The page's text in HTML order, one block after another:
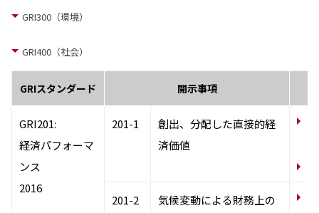
GRI300（環境）
GRI400（社会）
GRIスタンダード 開示事項
GRI201:
経済パフォーマ
ンス
2016
201-1
創出、分配した直接的経
済価値
201-2
気候変動による財務上の